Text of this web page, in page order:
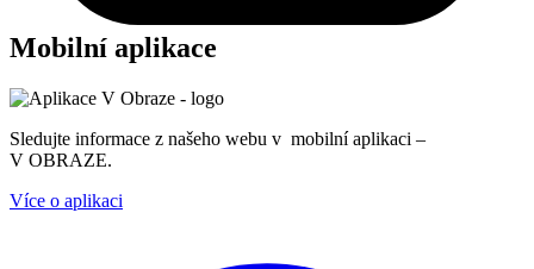
Mobilní aplikace
Sledujte informace z našeho webu v mobilní aplikaci –
V OBRAZE.
Více o aplikaci